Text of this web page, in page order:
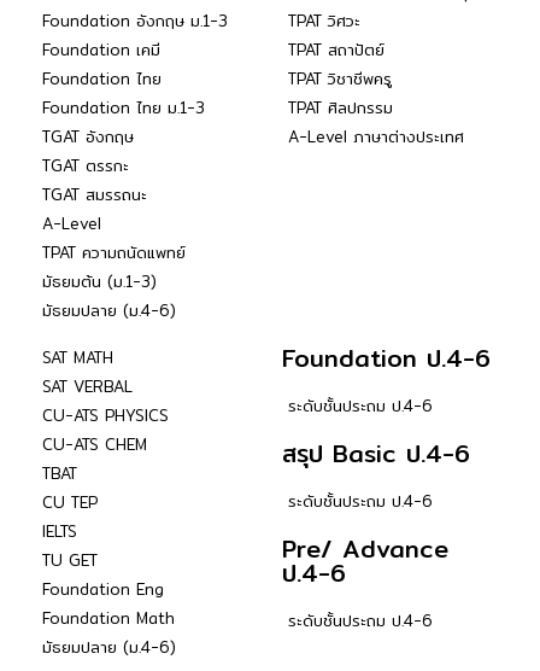
Foundation อังกฤษ ม.1-3
Foundation เคมี
Foundation ไทย
Foundation ไทย ม.1-3
TGAT อังกฤษ
TGAT ตรรกะ
TGAT สมรรถนะ
A-Level
TPAT ความถนัดแพทย์
มัธยมต้น (ม.1-3)
มัธยมปลาย (ม.4-6)
TPAT วิศวะ
TPAT สถาปัตย์
TPAT วิชาชีพครู
TPAT ศิลปกรรม
A-Level ภาษาต่างประเทศ
SAT MATH
SAT VERBAL
CU-ATS PHYSICS
CU-ATS CHEM
TBAT
CU TEP
IELTS
TU GET
Foundation Eng
Foundation Math
มัธยมปลาย (ม.4-6)
Foundation ป.4-6
ระดับชั้นประถม ป.4-6
สรุป Basic ป.4-6
ระดับชั้นประถม ป.4-6
Pre/ Advance
ป.4-6
ระดับชั้นประถม ป.4-6